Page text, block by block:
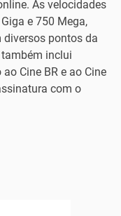
As velocidades
e 750 Mega,
pontos da
também inclui
Cine BR e ao Cine
com o